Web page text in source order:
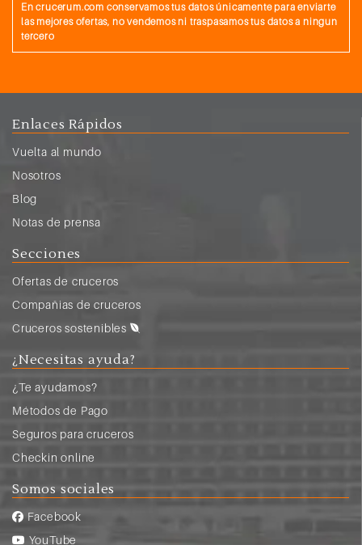
En crucerum.com conservamos tus datos únicamente para enviarte
las mejores ofertas, no vendemos ni traspasamos tus datos a ningun
tercero
Enlaces Rápidos
Vuelta al mundo
Nosotros
Blog
Notas de prensa
Secciones
Ofertas de cruceros
Compañias de cruceros
Cruceros sostenibles
¿Necesitas ayuda?
¿Te ayudamos?
Métodos de Pago
Seguros para cruceros
Checkin online
Somos sociales
Facebook
YouTube